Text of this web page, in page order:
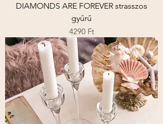
DIAMONDS ARE FOREVER strasszos
gyűrű
Ár
4290 Ft